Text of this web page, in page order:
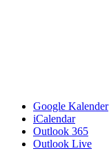
Google Kalender
iCalendar
Outlook 365
Outlook Live